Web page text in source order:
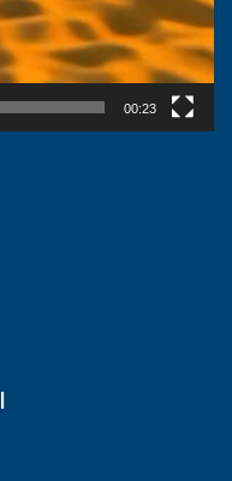
00:23